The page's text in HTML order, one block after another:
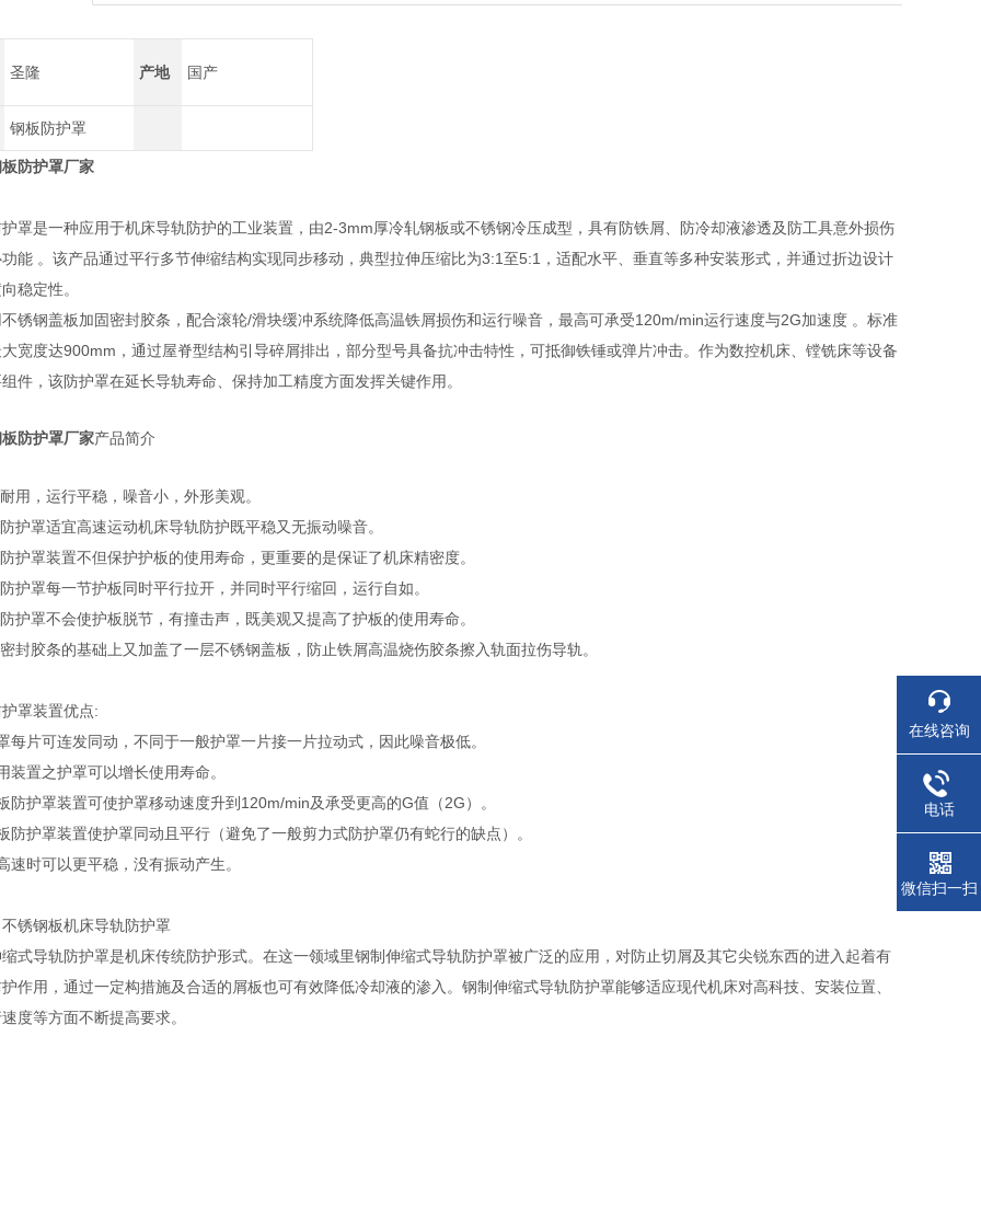
圣隆 产地 国产
钢板防护罩
防护罩厂家
罩是一种应用于机床导轨防护的工业装置，由2-3mm厚冷轧钢板或不锈钢冷压成型，具有防铁屑、防冷却液渗透及防工具意外损伤
能 。该产品通过平行多节伸缩结构实现同步移动，典型拉伸压缩比为3:1至5:1，适配水平、垂直等多种安装形式，并通过折边设计
稳定性。
锈钢盖板加固密封胶条，配合滚轮/滑块缓冲系统降低高温铁屑损伤和运行噪音，最高可承受120m/min运行速度与2G加速度 。标准
宽度达900mm，通过屋脊型结构引导碎屑排出，部分型号具备抗冲击特性，可抵御铁锤或弹片冲击。作为数控机床、镗铣床等设备
件，该防护罩在延长导轨寿命、保持加工精度方面发挥关键作用。
防护罩厂家产品简介
用，运行平稳，噪音小，外形美观。
护罩适宜高速运动机床导轨防护既平稳又无振动噪音。
护罩装置不但保护护板的使用寿命，更重要的是保证了机床精密度。
护罩每一节护板同时平行拉开，并同时平行缩回，运行自如。
护罩不会使护板脱节，有撞击声，既美观又提高了护板的使用寿命。
封胶条的基础上又加盖了一层不锈钢盖板，防止铁屑高温烧伤胶条擦入轨面拉伤导轨。
罩装置优点:
每片可连发同动，不同于一般护罩一片接一片拉动式，因此噪音极低。
装置之护罩可以增长使用寿命。
防护罩装置可使护罩移动速度升到120m/min及承受更高的G值（2G）。
防护罩装置使护罩同动且平行（避免了一般剪力式防护罩仍有蛇行的缺点）。
速时可以更平稳，没有振动产生。
锈钢板机床导轨防护罩
式导轨防护罩是机床传统防护形式。在这一领域里钢制伸缩式导轨防护罩被广泛的应用，对防止切屑及其它尖锐东西的进入起着有
作用，通过一定构措施及合适的屑板也可有效降低冷却液的渗入。钢制伸缩式导轨防护罩能够适应现代机床对高科技、安装位置、
度等方面不断提高要求。
在线咨询
电话
微信扫一扫